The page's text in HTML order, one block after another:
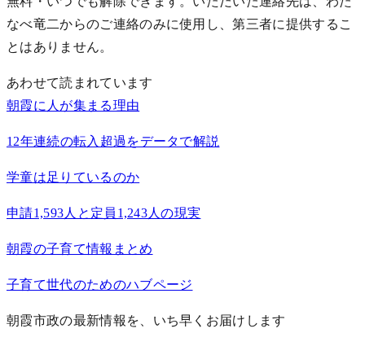
なべ竜二からのご連絡のみに使用し、第三者に提供するこ
とはありません。
あわせて読まれています
朝霞に人が集まる理由
12年連続の転入超過をデータで解説
学童は足りているのか
申請1,593人と定員1,243人の現実
朝霞の子育て情報まとめ
子育て世代のためのハブページ
朝霞市政の最新情報を、いち早くお届けします